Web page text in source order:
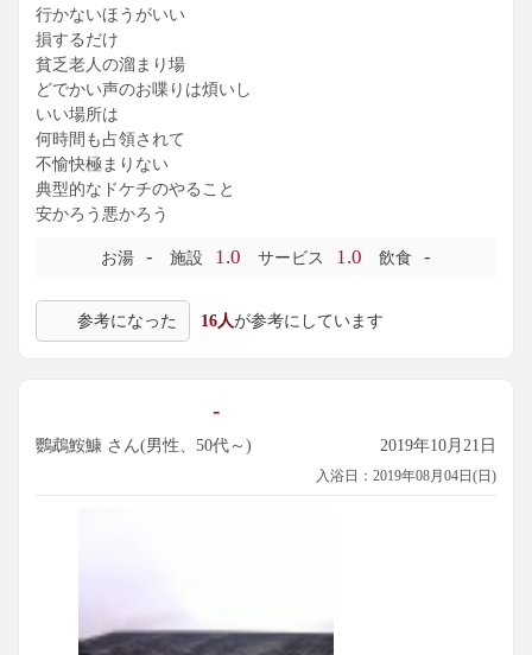
行かないほうがいい
損するだけ
貧乏老人の溜まり場
どでかい声のお喋りは煩いし
いい場所は
何時間も占領されて
不愉快極まりない
典型的なドケチのやること
安かろう悪かろう
お湯 - 施設 1.0 サービス 1.0 飲食 -
参考になった 16人が参考にしています
-
鸚鵡鮟鱇 さん(男性、50代～) 2019年10月21日
入浴日：2019年08月04日(日)